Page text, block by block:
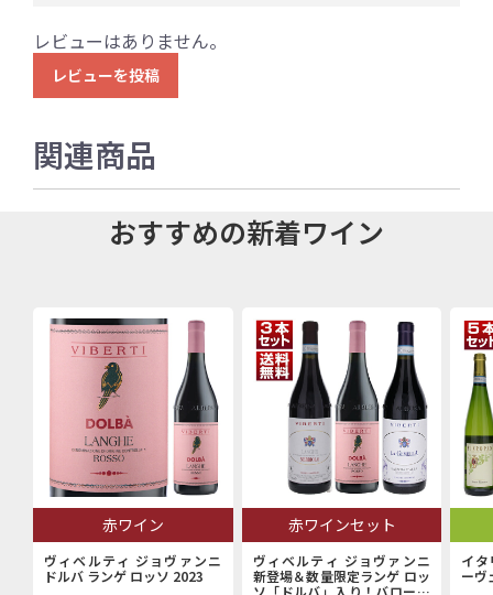
レビューはありません。
レビューを投稿
関連商品
おすすめの新着ワイン
赤ワイン
ヴィベルティ ジョヴァンニ
ドルバ ランゲ ロッソ 2023
赤ワインセット
ヴィベルティ ジョヴァンニ
新登場＆数量限定ランゲ ロッ
ソ「ドルバ」入り！バローロ
イタ
ーヴ